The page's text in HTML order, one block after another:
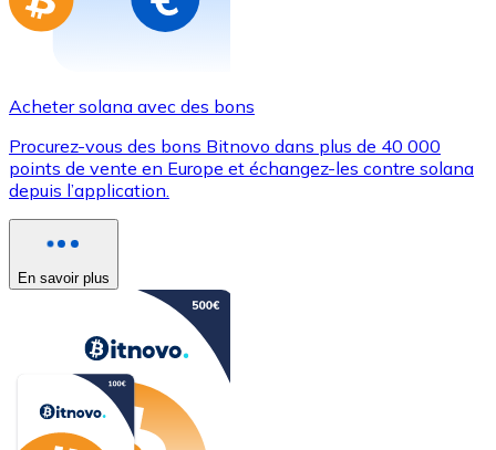
Acheter solana avec des bons
Procurez-vous des bons Bitnovo dans plus de 40 000
points de vente en Europe et échangez-les contre solana
depuis l’application.
En savoir plus